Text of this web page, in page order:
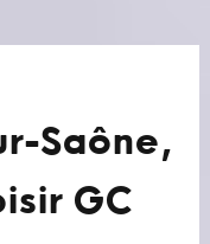
Saône,
GC